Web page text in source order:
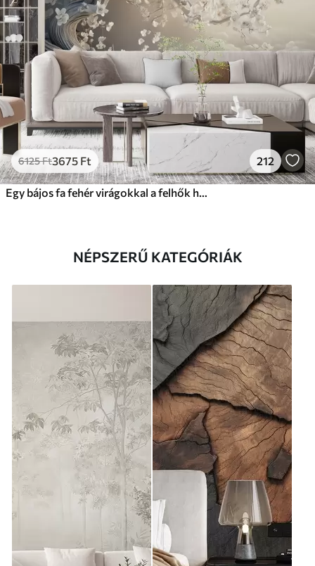
6125Ft3675 Ft 212
Egy bájos fa fehér virágokkal a felhők hátterében, érdekes stílusban, finom meleg színekben
NÉPSZERŰ KATEGÓRIÁK